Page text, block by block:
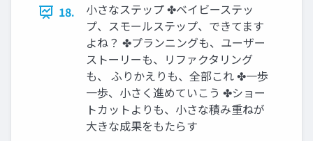
18.
小さなステップ ✤ベイビーステッ
プ、スモールステップ、できてます
よね？ ✤プランニングも、ユーザー
ストーリーも、リファクタリング
も、 ふりかえりも、全部これ ✤一歩
一歩、小さく進めていこう ✤ショー
トカットよりも、小さな積み重ねが
大きな成果をもたらす